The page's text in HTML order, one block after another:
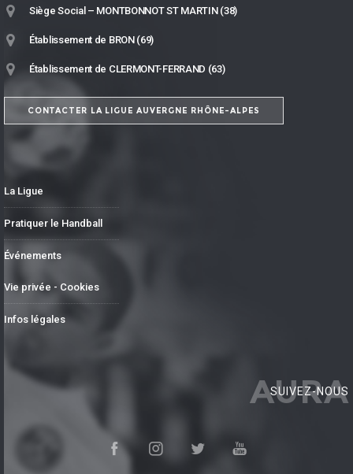
Siège Social – MONTBONNOT ST MARTIN (38)
Établissement de BRON (69)
Établissement de CLERMONT-FERRAND (63)
CONTACTER LA LIGUE AUVERGNE RHÔNE-ALPES
La Ligue
Pratiquer le Handball
Événements
Vie privée - Cookies
Infos légales
AURA
SUIVEZ-NOUS